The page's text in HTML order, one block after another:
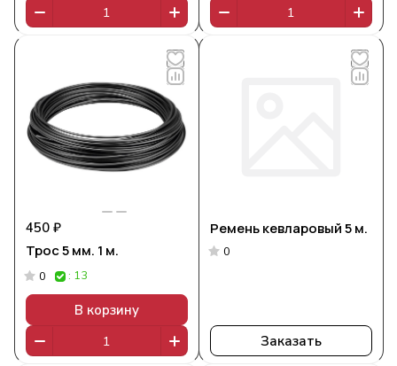
450 ₽
Трос 5 мм. 1 м.
0 : 13
В корзину
Ремень кевларовый 5 м.
0
Заказать